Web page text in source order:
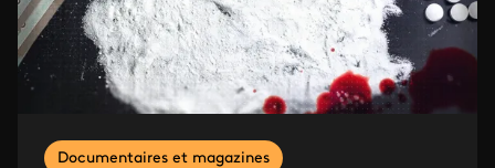
Documentaires et magazines